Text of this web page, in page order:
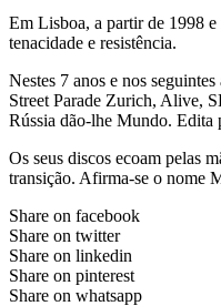
Em Lisboa, a partir de 1998 e
tenacidade e resistência.
Nestes 7 anos e nos
Street Parade Zurich, Alive,
Rússia dão-lhe Mundo.
Os seus discos ecoam pelas
transição. Afirma-se o nome
Share on facebook
Share on twitter
Share on linkedin
Share on pinterest
Share on whatsapp